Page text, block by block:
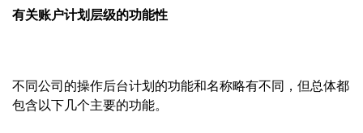
有关账户计划层级的功能性
不同公司的操作后台计划的功能和名称略有不同，但总体都
包含以下几个主要的功能。